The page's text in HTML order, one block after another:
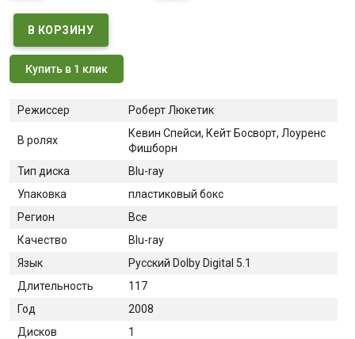
Купить в 1 клик
Режиссер Роберт Люкетик
В ролях
Кевин Спейси, Кейт Босворт, Лоуренс
Фишборн
Тип диска
Blu-ray
Упаковка
пластиковый бокс
Регион
Все
Качество
Blu-ray
Язык
Русский Dolby Digital 5.1
Длительность
117
Год
2008
Дисков
1